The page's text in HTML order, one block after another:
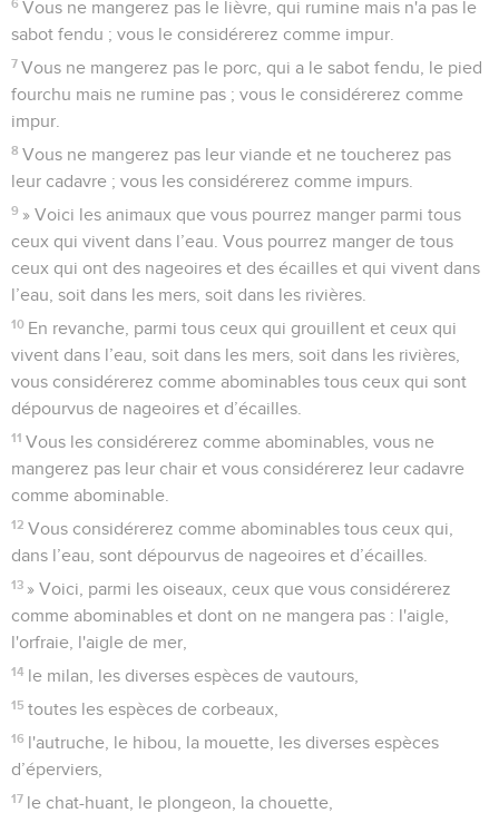
6 Vous ne mangerez pas le lièvre, qui rumine mais n'a pas le
sabot fendu ; vous le considérerez comme impur.
7 Vous ne mangerez pas le porc, qui a le sabot fendu, le pied
fourchu mais ne rumine pas ; vous le considérerez comme
impur.
8 Vous ne mangerez pas leur viande et ne toucherez pas
leur cadavre ; vous les considérerez comme impurs.
9 » Voici les animaux que vous pourrez manger parmi tous
ceux qui vivent dans l’eau. Vous pourrez manger de tous
ceux qui ont des nageoires et des écailles et qui vivent dans
l’eau, soit dans les mers, soit dans les rivières.
10 En revanche, parmi tous ceux qui grouillent et ceux qui
vivent dans l’eau, soit dans les mers, soit dans les rivières,
vous considérerez comme abominables tous ceux qui sont
dépourvus de nageoires et d’écailles.
11 Vous les considérerez comme abominables, vous ne
mangerez pas leur chair et vous considérerez leur cadavre
comme abominable.
12 Vous considérerez comme abominables tous ceux qui,
dans l’eau, sont dépourvus de nageoires et d’écailles.
13 » Voici, parmi les oiseaux, ceux que vous considérerez
comme abominables et dont on ne mangera pas : l'aigle,
l'orfraie, l'aigle de mer,
14 le milan, les diverses espèces de vautours,
15 toutes les espèces de corbeaux,
16 l'autruche, le hibou, la mouette, les diverses espèces
d’éperviers,
17 le chat-huant, le plongeon, la chouette,